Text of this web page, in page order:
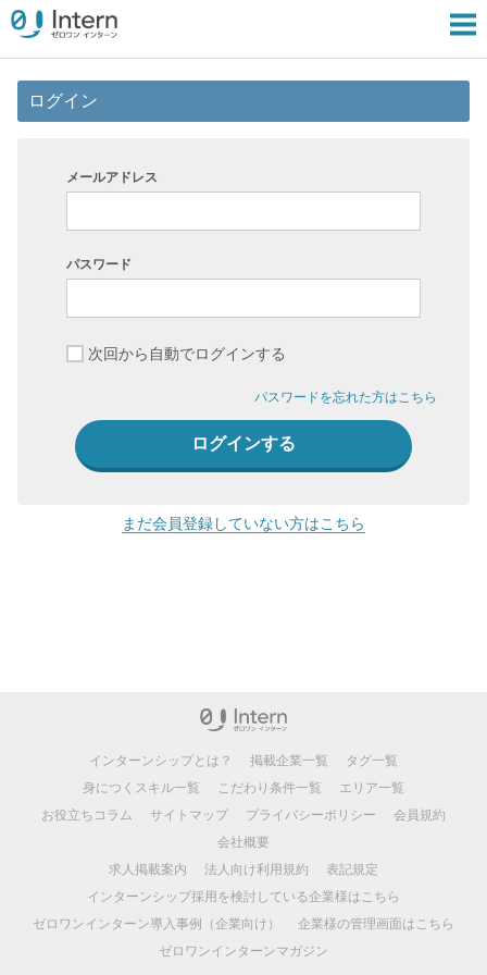
ログイン
メールアドレス
パスワード
次回から自動でログインする
パスワードを忘れた方はこちら
まだ会員登録していない方はこちら
インターンシップとは？ 掲載企業一覧
タグ一覧
身につくスキル一覧
こだわり条件一覧
エリア一覧
お役立ちコラム
サイトマップ プライバシーポリシー
会員規約
会社概要
求人掲載案内
法人向け利用規約
表記規定
インターンシップ採用を検討している企業様はこちら
ゼロワンインターン導入事例（企業向け）
企業様の管理画面はこちら
ゼロワンインターンマガジン